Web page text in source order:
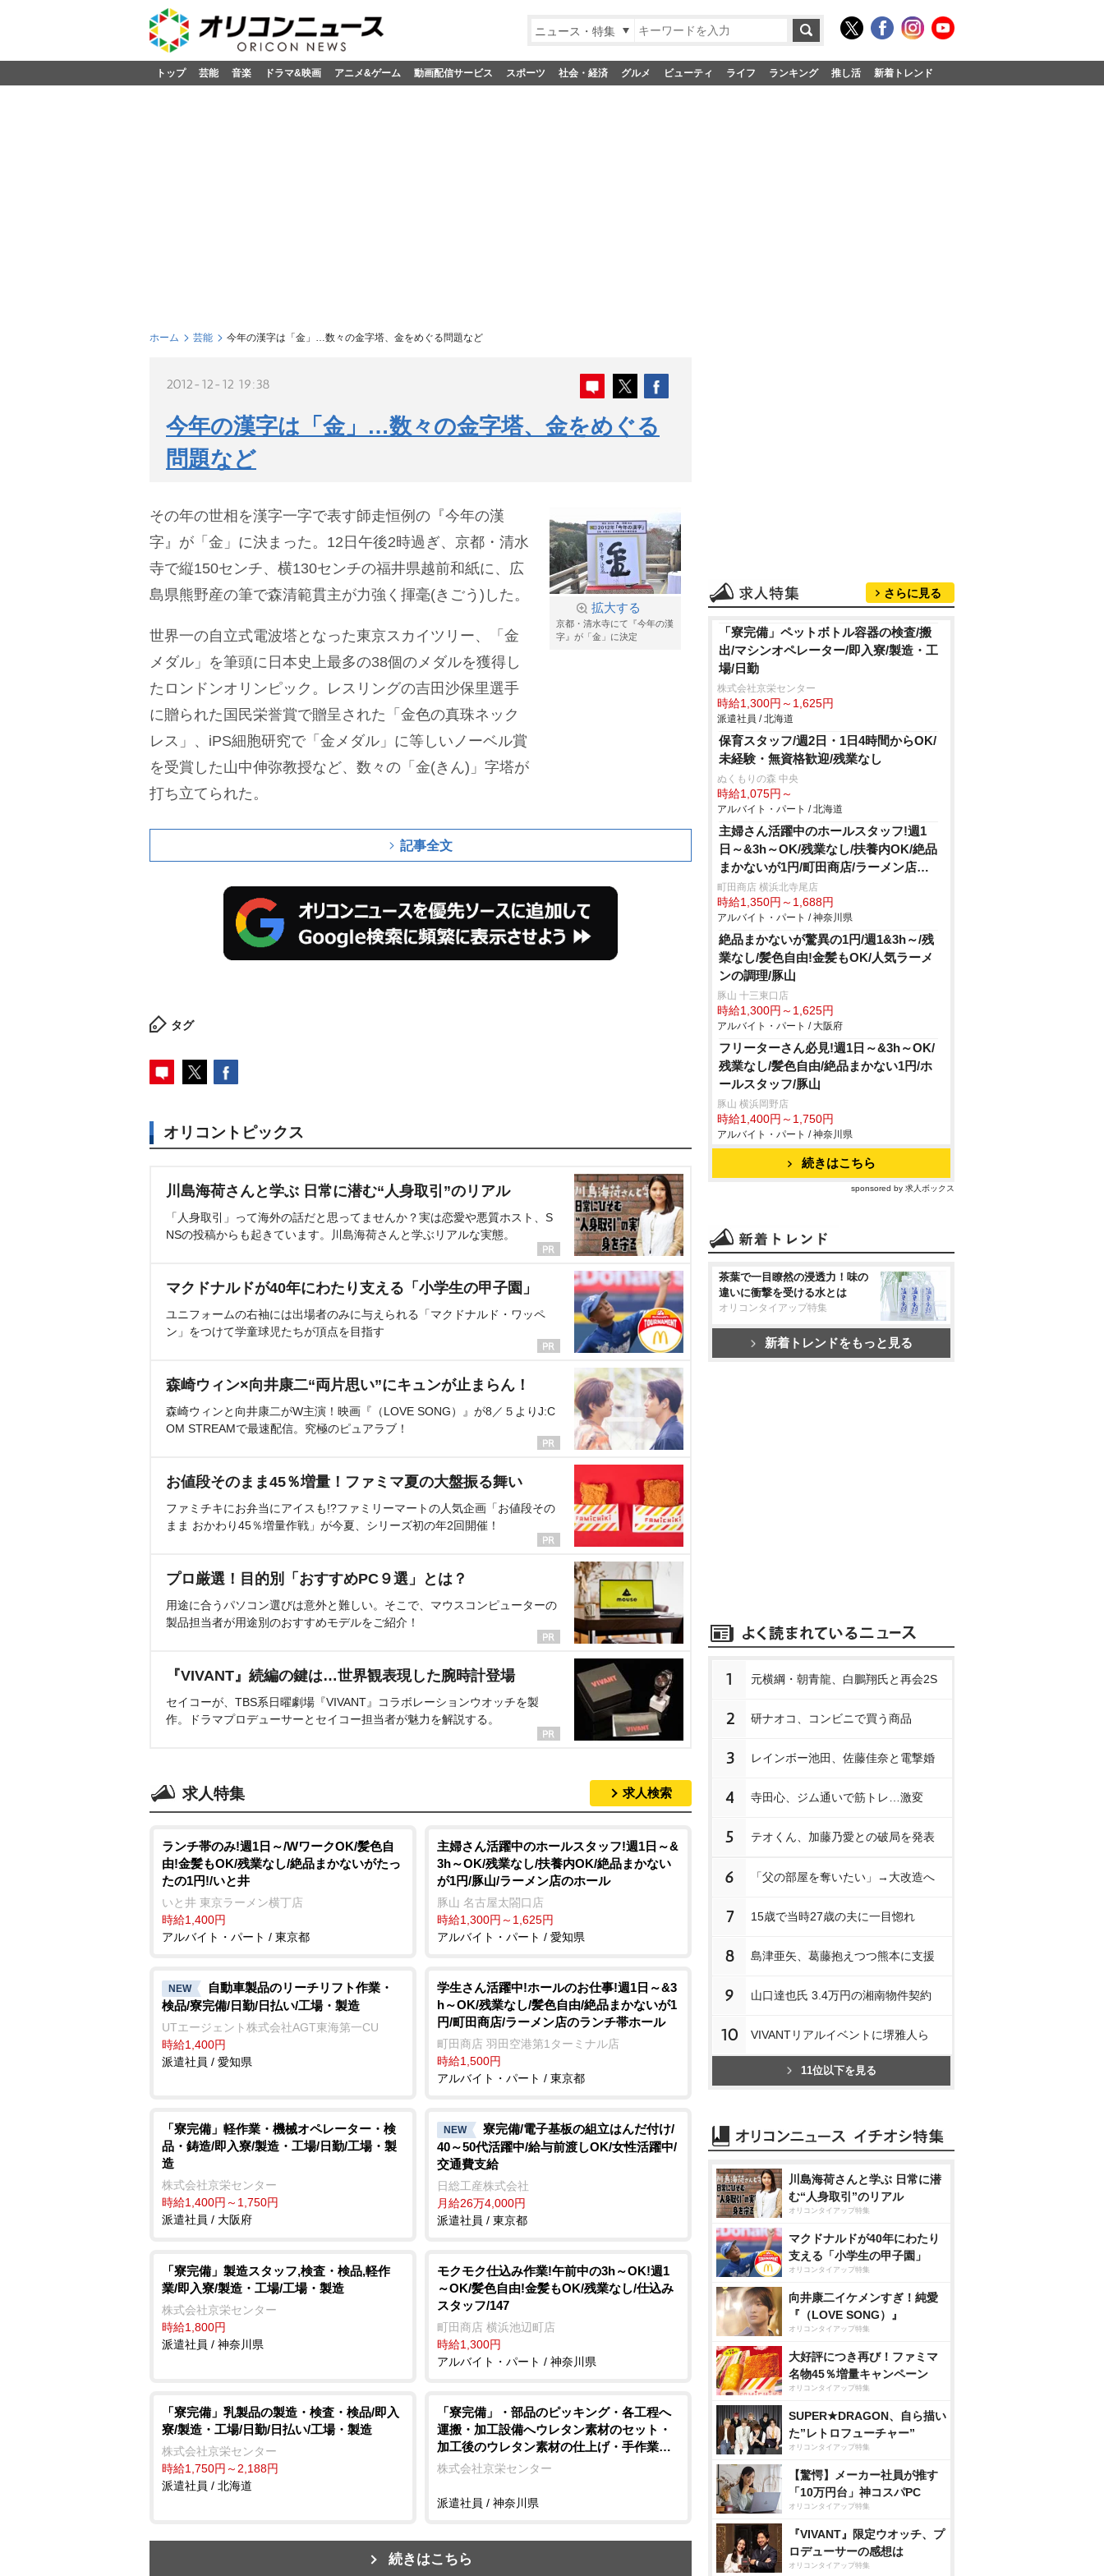
ニュース・特集
トップ 芸能 音楽 ドラマ&映画 アニメ&ゲーム 動画配信サービス スポーツ 社会・経済 グルメ ビューティ ライフ ランキング 推し活 新着トレンド
ホーム 芸能 今年の漢字は「金」…数々の金字塔、金をめぐる問題など
2012-12-12 19:38
今年の漢字は「金」…数々の金字塔、金をめぐる
問題など
拡大する
京都・清水寺にて『今年の漢
字』が「金」に決定
その年の世相を漢字一字で表す師走恒例の『今年の漢
字』が「金」に決まった。12日午後2時過ぎ、京都・清水
寺で縦150センチ、横130センチの福井県越前和紙に、広
島県熊野産の筆で森清範貫主が力強く揮毫(きごう)した。
世界一の自立式電波塔となった東京スカイツリー、「金
メダル」を筆頭に日本史上最多の38個のメダルを獲得し
たロンドンオリンピック。レスリングの吉田沙保里選手
に贈られた国民栄誉賞で贈呈された「金色の真珠ネック
レス」、iPS細胞研究で「金メダル」に等しいノーベル賞
を受賞した山中伸弥教授など、数々の「金(きん)」字塔が
打ち立てられた。
記事全文
タグ
オリコントピックス
川島海荷さんと学ぶ 日常に潜む“人身取引”のリアル
「人身取引」って海外の話だと思ってませんか？実は恋愛や悪質ホスト、S
NSの投稿からも起きています。川島海荷さんと学ぶリアルな実態。
マクドナルドが40年にわたり支える「小学生の甲子園」
ユニフォームの右袖には出場者のみに与えられる「マクドナルド・ワッペ
ン」をつけて学童球児たちが頂点を目指す
森崎ウィン×向井康二“両片思い”にキュンが止まらん！
森崎ウィンと向井康二がW主演！映画『（LOVE SONG）』が8／５よりJ:C
OM STREAMで最速配信。究極のピュアラブ！
お値段そのまま45％増量！ファミマ夏の大盤振る舞い
ファミチキにお弁当にアイスも!?ファミリーマートの人気企画「お値段その
まま おかわり45％増量作戦」が今夏、シリーズ初の年2回開催！
プロ厳選！目的別「おすすめPC９選」とは？
用途に合うパソコン選びは意外と難しい。そこで、マウスコンピューターの
製品担当者が用途別のおすすめモデルをご紹介！
『VIVANT』続編の鍵は…世界観表現した腕時計登場
セイコーが、TBS系日曜劇場『VIVANT』コラボレーションウオッチを製
作。ドラマプロデューサーとセイコー担当者が魅力を解説する。
求人特集 求人検索
ランチ帯のみ!週1日～/WワークOK/髪色自
由!金髪もOK/残業なし/絶品まかないがたっ
たの1円!/いと井
いと井 東京ラーメン横丁店
時給1,400円
アルバイト・パート / 東京都
主婦さん活躍中のホールスタッフ!週1日～&
3h～OK/残業なし/扶養内OK/絶品まかない
が1円/豚山/ラーメン店のホール
豚山 名古屋太閤口店
時給1,300円～1,625円
アルバイト・パート / 愛知県
NEW
自動車製品のリーチリフト作業・
検品/寮完備/日勤/日払い/工場・製造
UTエージェント株式会社AGT東海第一CU
時給1,400円
派遣社員 / 愛知県
学生さん活躍中!ホールのお仕事!週1日～&3
h～OK/残業なし/髪色自由/絶品まかないが1
円/町田商店/ラーメン店のランチ帯ホール
町田商店 羽田空港第1ターミナル店
時給1,500円
アルバイト・パート / 東京都
「寮完備」軽作業・機械オペレーター・検
品・鋳造/即入寮/製造・工場/日勤/工場・製
造
株式会社京栄センター
時給1,400円～1,750円
派遣社員 / 大阪府
NEW
寮完備/電子基板の組立はんだ付け/
40～50代活躍中/給与前渡しOK/女性活躍中/
交通費支給
日総工産株式会社
月給26万4,000円
派遣社員 / 東京都
「寮完備」製造スタッフ,検査・検品,軽作
業/即入寮/製造・工場/工場・製造
株式会社京栄センター
時給1,800円
派遣社員 / 神奈川県
モクモク仕込み作業!午前中の3h～OK!週1
～OK/髪色自由!金髪もOK/残業なし/仕込み
スタッフ/147
町田商店 横浜池辺町店
時給1,300円
アルバイト・パート / 神奈川県
「寮完備」乳製品の製造・検査・検品/即入
寮/製造・工場/日勤/日払い/工場・製造
株式会社京栄センター
時給1,750円～2,188円
派遣社員 / 北海道
「寮完備」・部品のピッキング・各工程へ
運搬・加工設備へウレタン素材のセット・
加工後のウレタン素材の仕上げ・手作業
エアドライバーを使用しての車用シートの
株式会社京栄センター
派遣社員 / 神奈川県
続きはこちら
さらに見る
「寮完備」ペットボトル容器の検査/搬
出/マシンオペレーター/即入寮/製造・工
場/日勤
株式会社京栄センター
時給1,300円～1,625円
派遣社員 / 北海道
保育スタッフ/週2日・1日4時間からOK/
未経験・無資格歓迎/残業なし
ぬくもりの森 中央
時給1,075円～
アルバイト・パート / 北海道
主婦さん活躍中のホールスタッフ!週1
日～&3h～OK/残業なし/扶養内OK/絶品
まかないが1円/町田商店/ラーメン店の
ホール
町田商店 横浜北寺尾店
時給1,350円～1,688円
アルバイト・パート / 神奈川県
絶品まかないが驚異の1円/週1&3h～/残
業なし/髪色自由!金髪もOK/人気ラーメ
ンの調理/豚山
豚山 十三東口店
時給1,300円～1,625円
アルバイト・パート / 大阪府
フリーターさん必見!週1日～&3h～OK/
残業なし/髪色自由/絶品まかない1円/ホ
ールスタッフ/豚山
豚山 横浜岡野店
時給1,400円～1,750円
アルバイト・パート / 神奈川県
続きはこちら
sponsored by 求人ボックス
茶葉で一目瞭然の浸透力！味の
違いに衝撃を受ける水とは
オリコンタイアップ特集
新着トレンドをもっと見る
1 元横綱・朝青龍、白鵬翔氏と再会2S
2 研ナオコ、コンビニで買う商品
3 レインボー池田、佐藤佳奈と電撃婚
4 寺田心、ジム通いで筋トレ…激変
5 テオくん、加藤乃愛との破局を発表
6 「父の部屋を奪いたい」→大改造へ
7 15歳で当時27歳の夫に一目惚れ
8 島津亜矢、葛藤抱えつつ熊本に支援
9 山口達也氏 3.4万円の湘南物件契約
10 VIVANTリアルイベントに堺雅人ら
11位以下を見る
川島海荷さんと学ぶ 日常に潜
む“人身取引”のリアル
オリコンタイアップ特集
マクドナルドが40年にわたり
支える「小学生の甲子園」
オリコンタイアップ特集
向井康二イケメンすぎ！純愛
『（LOVE SONG）』
オリコンタイアップ特集
大好評につき再び！ファミマ
名物45％増量キャンペーン
オリコンタイアップ特集
SUPER★DRAGON、自ら描い
た”レトロフューチャー”
オリコンタイアップ特集
【驚愕】メーカー社員が推す
「10万円台」神コスパPC
オリコンタイアップ特集
『VIVANT』限定ウオッチ、プ
ロデューサーの感想は
オリコンタイアップ特集